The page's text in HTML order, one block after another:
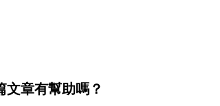
文章有幫助嗎？